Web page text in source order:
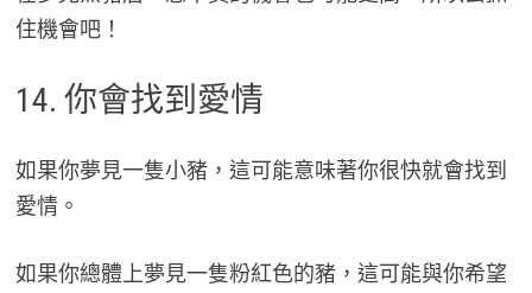
住機會吧！
14. 你會找到愛情
如果你夢見一隻小豬，這可能意味著你很快就會找到
愛情。
如果你總體上夢見一隻粉紅色的豬，這可能與你希望